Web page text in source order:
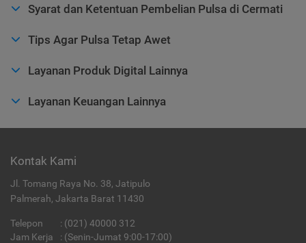
Syarat dan Ketentuan Pembelian Pulsa di Cermati
Tips Agar Pulsa Tetap Awet
Layanan Produk Digital Lainnya
Layanan Keuangan Lainnya
Kontak Kami
Jl. Tomang Raya No. 38, Jatipulo
Palmerah, Jakarta Barat 11430
Telepon : (021) 40000 312
Jam Kerja
: (Senin-Jumat 9:00-17:00)